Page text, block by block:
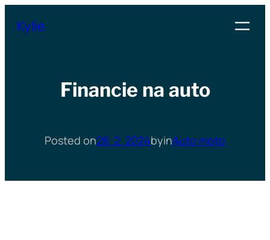
Kylie
Financie na auto
Posted on28. 2. 2024byinAuto moto